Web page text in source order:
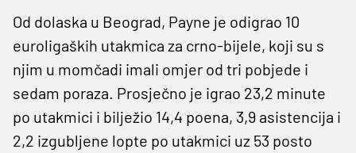
Od dolaska u Beograd, Payne je odigrao 10
euroligaških utakmica za crno-bijele, koji su s
njim u momčadi imali omjer od tri pobjede i
sedam poraza. Prosječno je igrao 23,2 minute
po utakmici i bilježio 14,4 poena, 3,9 asistencija i
2,2 izgubljene lopte po utakmici uz 53 posto